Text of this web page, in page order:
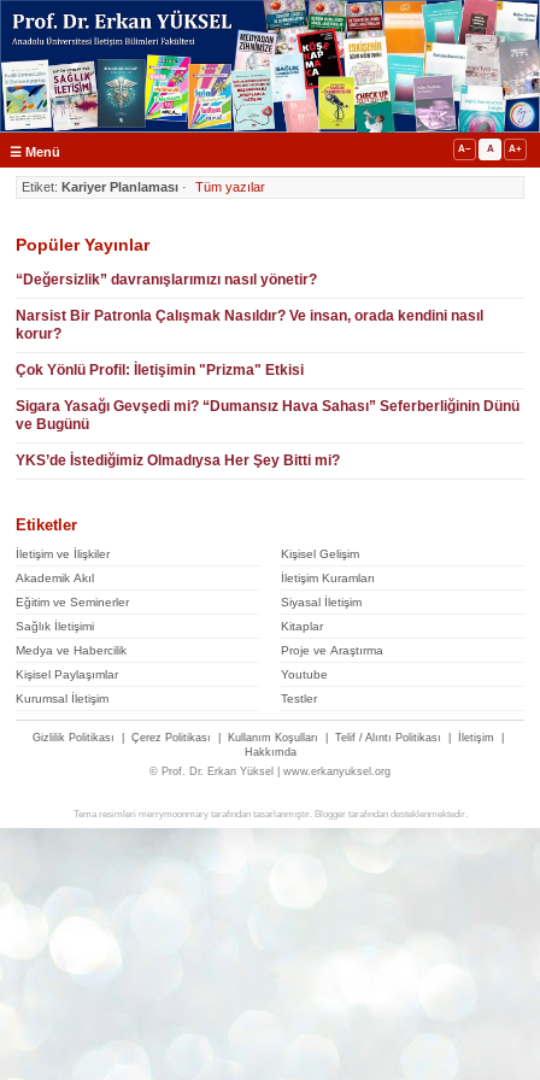
☰ Menü A− A A+
Etiket: Kariyer Planlaması · Tüm yazılar
Popüler Yayınlar
“Değersizlik” davranışlarımızı nasıl yönetir?
Narsist Bir Patronla Çalışmak Nasıldır? Ve insan, orada kendini nasıl
korur?
Çok Yönlü Profil: İletişimin "Prizma" Etkisi
Sigara Yasağı Gevşedi mi? “Dumansız Hava Sahası” Seferberliğinin Dünü
ve Bugünü
YKS’de İstediğimiz Olmadıysa Her Şey Bitti mi?
Etiketler
İletişim ve İlişkiler
Akademik Akıl
Eğitim ve Seminerler
Sağlık İletişimi
Medya ve Habercilik
Kişisel Paylaşımlar
Kurumsal İletişim
Kişisel Gelişim
İletişim Kuramları
Siyasal İletişim
Kitaplar
Proje ve Araştırma
Youtube
Testler
Gizlilik Politikası Çerez Politikası Kullanım Koşulları Telif / Alıntı Politikası İletişim
Hakkımda
© Prof. Dr. Erkan Yüksel | www.erkanyuksel.org
Tema resimleri merrymoonmarytarafından tasarlanmıştır. Bloggertarafından desteklenmektedir.